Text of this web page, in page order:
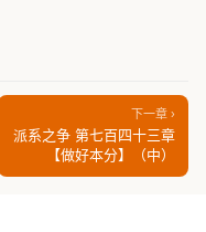
下一章 ›
派系之争 第七百四十三章
【做好本分】（中）